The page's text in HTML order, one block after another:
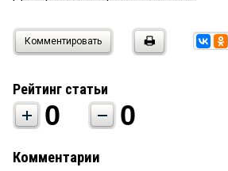
Комментировать
Рейтинг статьи
0 0
Комментарии